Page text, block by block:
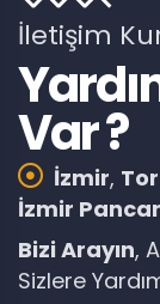
İletişim
Var ?
İzmir,
İzmir
Bizi Arayın,
Sizlere